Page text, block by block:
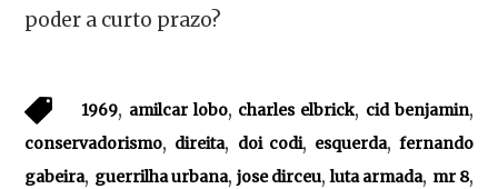
poder a curto prazo?
1969, amilcar lobo, charles elbrick, cid benjamin,
conservadorismo, direita, doi codi, esquerda, fernando
gabeira, guerrilha urbana, jose dirceu,luta armada, mr 8,